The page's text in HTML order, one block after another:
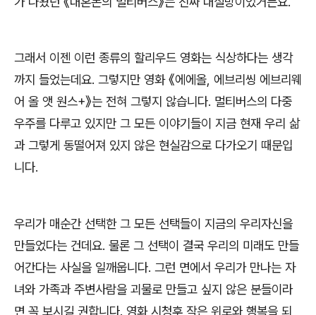
그래서 이젠 이런 종류의 할리우드 영화는 식상하다는 생각
까지 들었는데요. 그렇지만 영화《에에올, 에브리씽 에브리웨
어 올 앳 원스+》는 전혀 그렇지 않습니다. 멀티버스의 다중
우주를 다루고 있지만 그 모든 이야기들이 지금 현재 우리 삶
과 그렇게 동떨어져 있지 않은 현실감으로 다가오기 때문입
니다.
우리가 매순간 선택한 그 모든 선택들이 지금의 우리자신을
만들었다는 건데요. 물론 그 선택이 결국 우리의 미래도 만들
어간다는 사실을 일깨웁니다. 그런 면에서 우리가 만나는 자
녀와 가족과 주변사람을 괴물로 만들고 싶지 않은 분들이라
면 꼭 보시길 권합니다. 영화 시청후 작은 위로와 행복을 되